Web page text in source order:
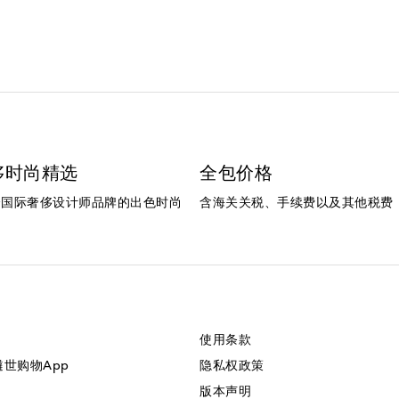
时尚精选
际奢侈设计师品牌的出色时尚
全包价格
含海关关税、手续费以及其他税费
世购物App
使用条款
隐私权政策
版本声明